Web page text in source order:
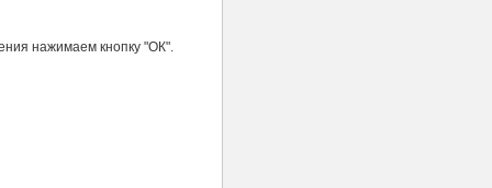
нажимаем кнопку "ОК".